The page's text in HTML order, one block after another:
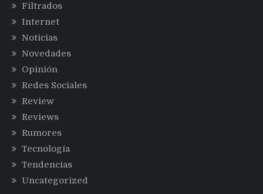
Filtrados
Internet
Noticias
Novedades
Opinión
Redes Sociales
Review
Reviews
Rumores
Tecnología
Tendencias
Uncategorized